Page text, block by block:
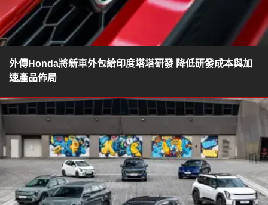
外傳Honda將新車外包給印度塔塔研發 降低研發成本與加
速產品佈局